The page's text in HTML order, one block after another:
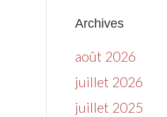
Archives
août 2026
juillet 2026
juillet 2025